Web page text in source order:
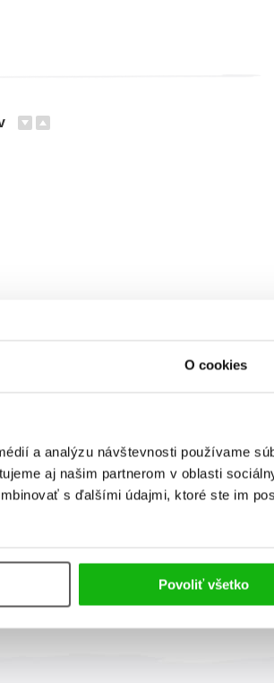
O cookies
a analýzu návštevnosti používame
aj našim partnerom v oblasti
s ďalšími údajmi, ktoré ste im
Povoliť všetko